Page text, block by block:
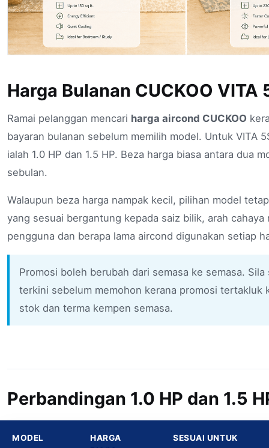
Harga Bulanan CUCKOO VITA
Ramai pelanggan mencari harga aircond CUCKOO
bayaran bulanan sebelum memilih model. Untuk VITA
ialah 1.0 HP dan 1.5 HP. Beza harga biasa antara dua
sebulan.
Walaupun beza harga nampak kecil, pilihan model
yang sesuai bergantung kepada saiz bilik, arah cahaya
pengguna dan berapa lama aircond digunakan setiap
Promosi boleh berubah dari semasa ke semasa. Sila
terkini sebelum memohon kerana promosi tertakluk
stok dan terma kempen semasa.
Perbandingan 1.0 HP dan 1.5
MODEL
HARGA
SESUAI UNTUK